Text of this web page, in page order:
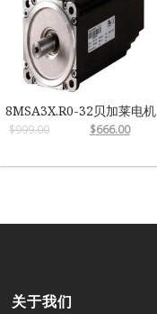
8MSA3X.R0-32贝加莱电机
$999.00 $666.00
关于我们